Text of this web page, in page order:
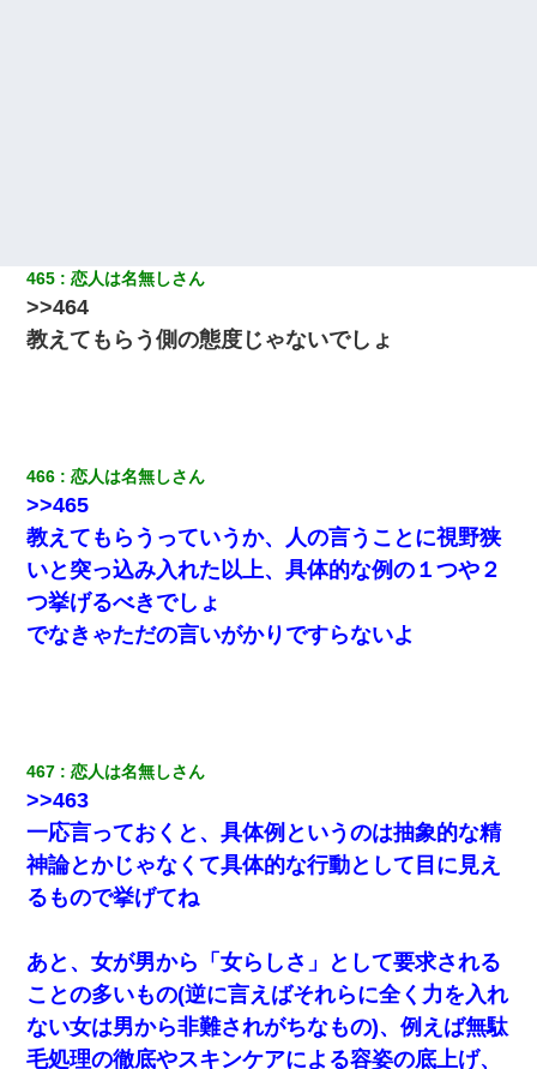
465 恋人は名無しさん
>>464
教えてもらう側の態度じゃないでしょ
466 恋人は名無しさん
>>465
教えてもらうっていうか、人の言うことに視野狭
いと突っ込み入れた以上、具体的な例の１つや２
つ挙げるべきでしょ
でなきゃただの言いがかりですらないよ
467 恋人は名無しさん
>>463
一応言っておくと、具体例というのは抽象的な精
神論とかじゃなくて具体的な行動として目に見え
るもので挙げてね
あと、女が男から「女らしさ」として要求される
ことの多いもの(逆に言えばそれらに全く力を入れ
ない女は男から非難されがちなもの)、例えば無駄
毛処理の徹底やスキンケアによる容姿の底上げ、